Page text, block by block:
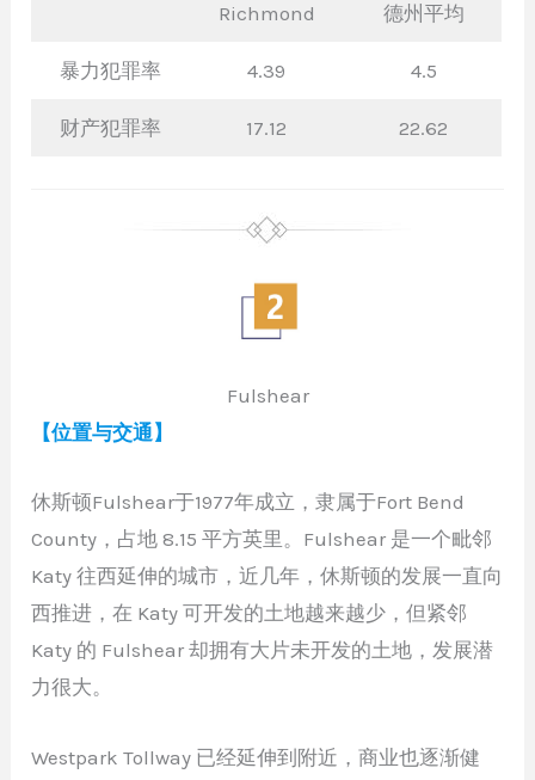
Richmond 德州平均
暴力犯罪率 4.39 4.5
财产犯罪率 17.12 22.62
Fulshear
【位置与交通】
休斯顿Fulshear于1977年成立，隶属于Fort Bend
County，占地 8.15 平方英里。Fulshear 是一个毗邻
Katy 往西延伸的城市，近几年，休斯顿的发展一直向
西推进，在 Katy 可开发的土地越来越少，但紧邻
Katy 的 Fulshear 却拥有大片未开发的土地，发展潜
力很大。
Westpark Tollway 已经延伸到附近，商业也逐渐健